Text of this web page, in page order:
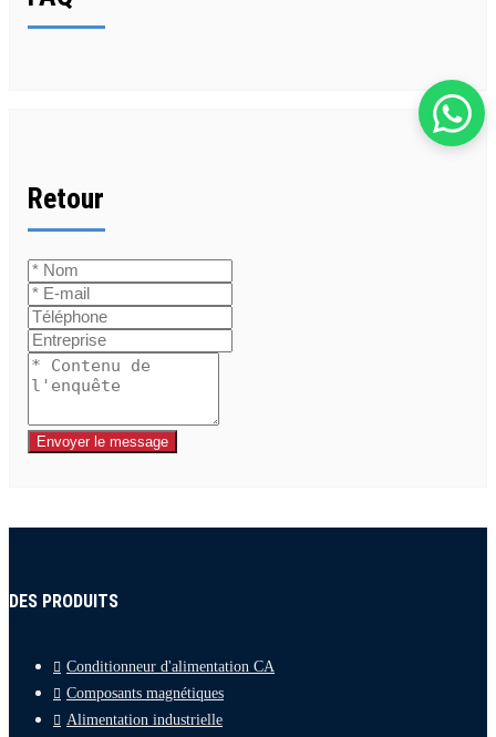
Retour
Envoyer le message
DES PRODUITS
Conditionneur d'alimentation CA
Composants magnétiques
Alimentation industrielle